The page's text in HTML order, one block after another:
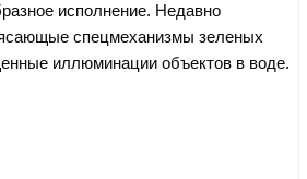
исполнение. Недавно
спецмеханизмы зеленых
иллюминации объектов в воде.